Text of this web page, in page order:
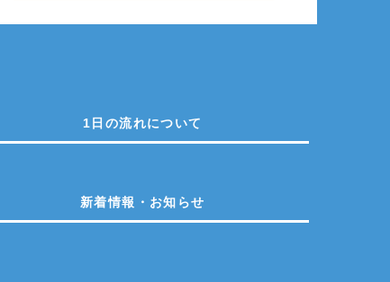
1日の流れについて
新着情報・お知らせ